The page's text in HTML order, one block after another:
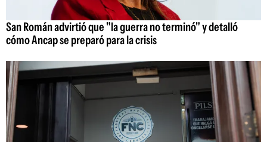
San Román advirtió que "la guerra no terminó" y detalló
cómo Ancap se preparó para la crisis